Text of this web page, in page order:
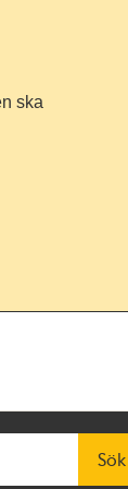
ska
Sök